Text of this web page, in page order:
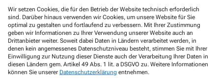
Wir setzen Cookies, die für den Betrieb der Website technisch erforderlich
sind. Darüber hinaus verwenden wir Cookies, um unsere Website für Sie
optimal zu gestalten und fortlaufend zu verbessern. Mit Ihrer Zustimmung
geben wir Informationen zu Ihrer Verwendung unserer Website auch an
Drittanbieter weiter. Soweit dabei Daten in Ländern verarbeitet werden, in
denen kein angemessenes Datenschutzniveau besteht, stimmen Sie mit Ihrer
Einwilligung zur Nutzung dieser Dienste auch der Verarbeitung Ihrer Daten in
diesen Ländern gem. Artikel 49 Abs. 1 lit. a DSGVO zu. Weitere Informationen
können Sie unserer Datenschutzerklärung entnehmen.
Telefon :
Fax:
Email:
Website: